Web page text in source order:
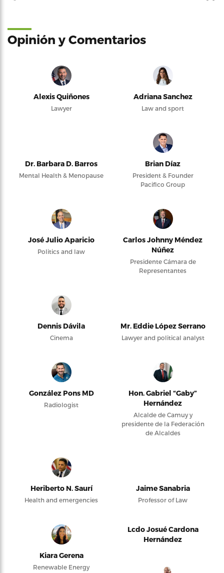
Opinión y Comentarios
Alexis Quiñones
Lawyer
Adriana Sanchez
Law and sport
Dr. Barbara D. Barros
Mental Health & Menopause
Brian Díaz
President & Founder
Pacifico Group
José Julio Aparicio
Politics and law
Carlos Johnny Méndez
Núñez
Presidente Cámara de
Representantes
Dennis Dávila
Cinema
Mr. Eddie López Serrano
Lawyer and political analyst
González Pons MD
Radiologist
Hon. Gabriel “Gaby”
Hernández
Alcalde de Camuy y
presidente de la Federación
de Alcaldes
Heriberto N. Saurí
Health and emergencies
Jaime Sanabria
Professor of Law
Kiara Gerena
Renewable Energy
Lcdo Josué Cardona
Hernández